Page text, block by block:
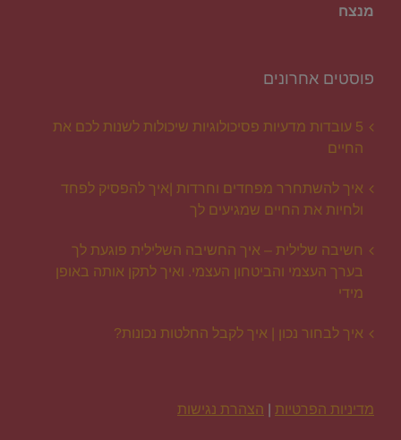
מנצח
פוסטים אחרונים
5 עובדות מדעיות פסיכולוגיות שיכולות לשנות לכם את
החיים
איך להשתחרר מפחדים וחרדות |איך להפסיק לפחד
ולחיות את החיים שמגיעים לך
חשיבה שלילית – איך החשיבה השלילית פוגעת לך
בערך העצמי והביטחון העצמי. ואיך לתקן אותה באופן
מידי
איך לבחור נכון | איך לקבל החלטות נכונות?
מדיניות הפרטיות | הצהרת נגישות